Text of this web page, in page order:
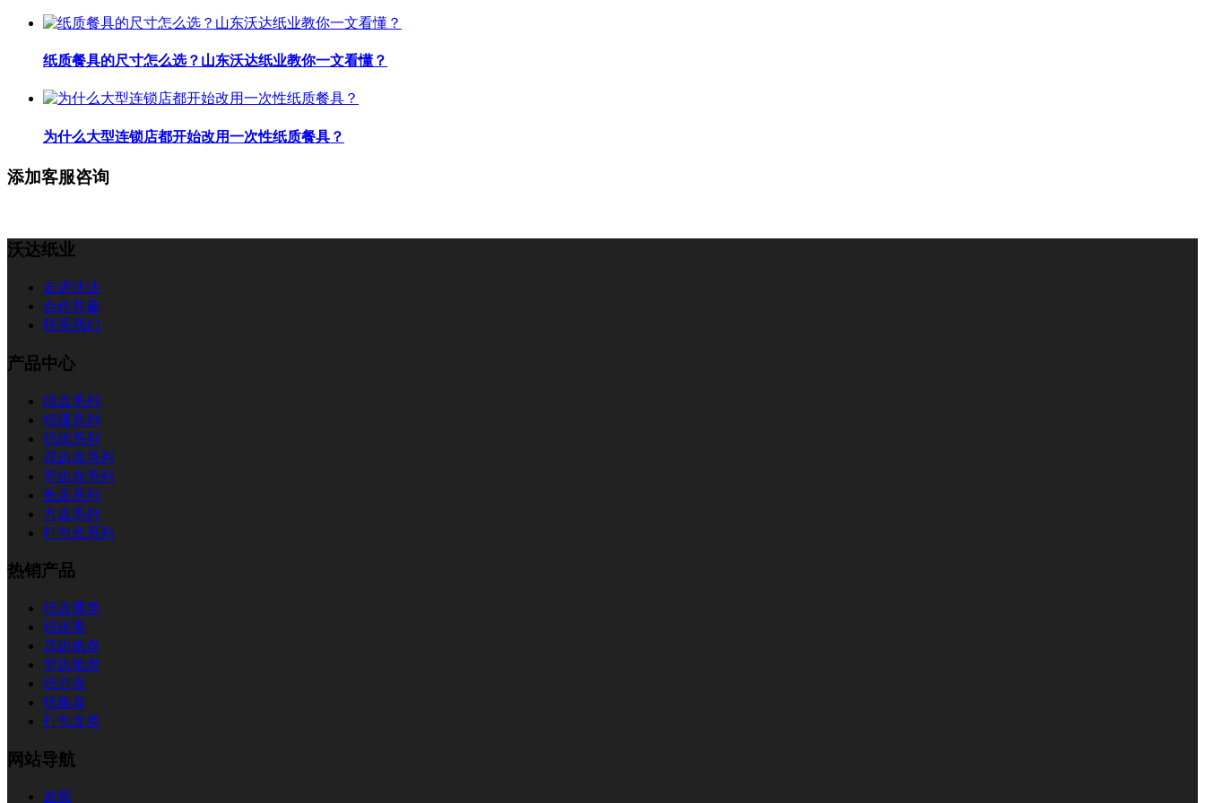
纸质餐具的尺寸怎么选？山东沃达纸业教你一文看懂？
为什么大型连锁店都开始改用一次性纸质餐具？
添加客服咨询
沃达纸业
走进沃达
合作共赢
联系我们
产品中心
纸盘系列
纸碟系列
纸碗系列
花边盘系列
窄边盘系列
鱼盘系列
方盘系列
打包盒系列
热销产品
纸盘碟类
纸碗类
花边纸盘
窄边纸盘
纸方盘
纸鱼盘
打包盒类
网站导航
首页